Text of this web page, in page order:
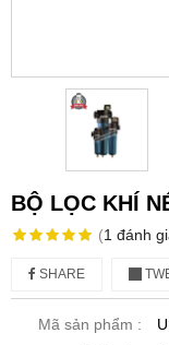
BỘ LỌC KHÍ
(1 đánh
SHARE
Mã sản phẩm :